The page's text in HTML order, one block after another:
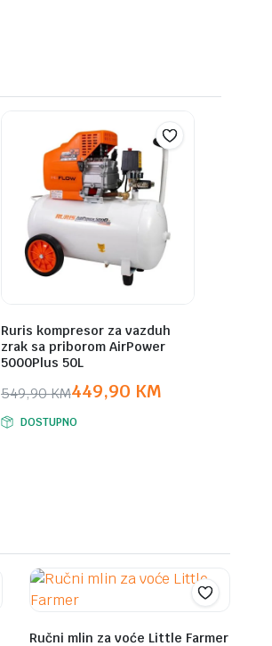
Ruris kompresor za vazduh
zrak sa priborom AirPower
5000Plus 50L
549,90KM
Original
price
449,90 KM
Current
price
DOSTUPNO
Ručni mlin za voće Little Farmer